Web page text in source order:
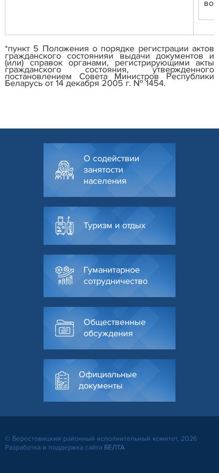
*пункт 5 Положения о порядке регистрации актов
гражданского состоянияи выдачи документов и
(или) справок органами, регистрирующими акты
гражданского состояния, утвержденного
постановлением Совета Министров Республики
Беларусь от 14 декабря 2005 г. № 1454.
О содействии
занятости
населения
Туризм и отдых
Гуманитарное
сотрудничество
Общественные
обсуждения
Официальные
документы
© Берестовицкий районный исполнительный комитет, 2026
Разработка и поддержка сайта БЕЛТА